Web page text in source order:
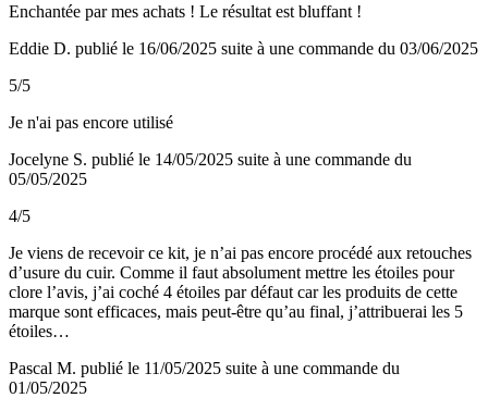
Enchantée par mes achats ! Le résultat est bluffant !
Eddie D. publié le 16/06/2025 suite à une commande du 03/06/2025
5/5
Je n'ai pas encore utilisé
Jocelyne S. publié le 14/05/2025 suite à une commande du
05/05/2025
4/5
Je viens de recevoir ce kit, je n’ai pas encore procédé aux retouches
d’usure du cuir. Comme il faut absolument mettre les étoiles pour
clore l’avis, j’ai coché 4 étoiles par défaut car les produits de cette
marque sont efficaces, mais peut-être qu’au final, j’attribuerai les 5
étoiles…
Pascal M. publié le 11/05/2025 suite à une commande du
01/05/2025